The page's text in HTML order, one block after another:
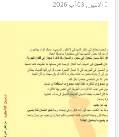
الاثنين, 03 آب 2026